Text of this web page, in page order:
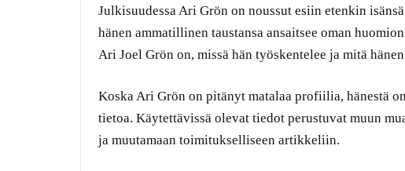
Julkisuudessa Ari Grön on noussut esiin etenkin
hänen ammatillinen taustansa ansaitsee oman
Ari Joel Grön on, missä hän työskentelee ja mitä
Koska Ari Grön on pitänyt matalaa profiilia, hänestä
tietoa. Käytettävissä olevat tiedot perustuvat muun
ja muutamaan toimitukselliseen artikkeliin.